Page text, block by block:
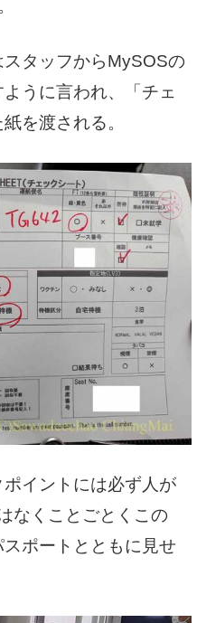
タッフからMySOSの
うに言われ、「チェ
を渡される。
イントには必ず人が
なくことごとくこの
スポートとともに見せ